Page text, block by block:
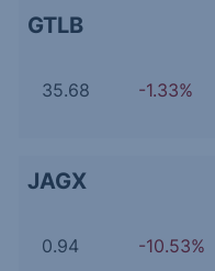
GTLB
35.68 -1.33%
JAGX
0.94 -10.53%